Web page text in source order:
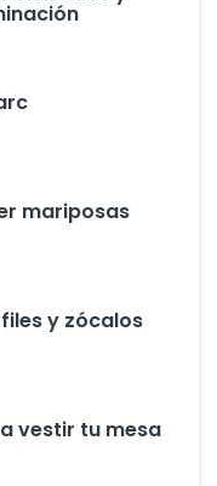
mariposas
y zócalos
vestir tu mesa